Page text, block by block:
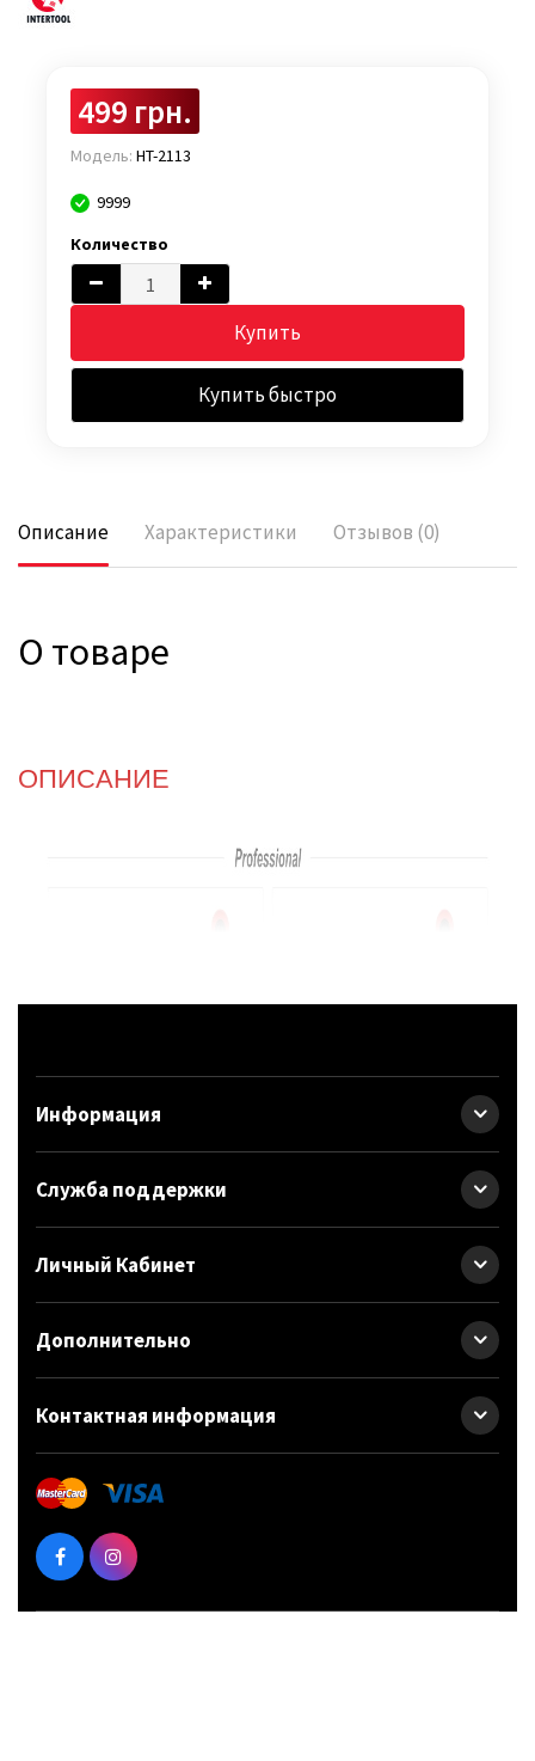
499 грн.
Модель: HT-2113
9999
Количество
Купить
Купить быстро
Описание Характеристики Отзывов (0)
О товаре
ОПИСАНИЕ
Информация
Служба поддержки
Личный Кабинет
Дополнительно
Контактная информация